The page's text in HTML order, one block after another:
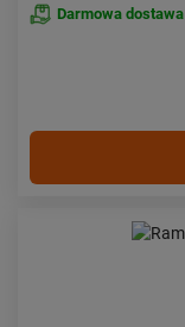
Darmowa dostawa